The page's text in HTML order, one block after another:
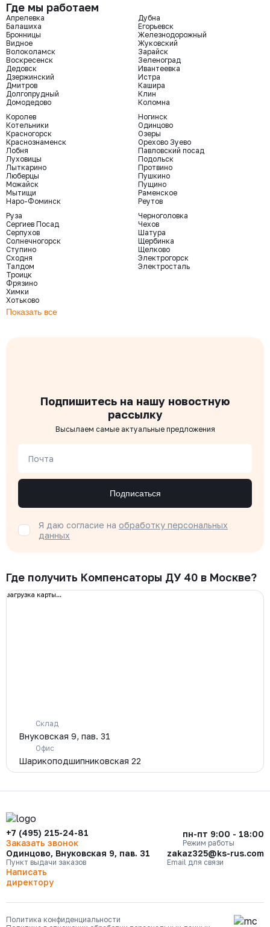
Где мы работаем
Апрелевка
Балашиха
Бронницы
Видное
Волоколамск
Воскресенск
Дедовск
Дзержинский
Дмитров
Долгопрудный
Домодедово
Дубна
Егорьевск
Железнодорожный
Жуковский
Зарайск
Зеленоград
Ивантеевка
Истра
Кашира
Клин
Коломна
Королев
Котельники
Красногорск
Краснознаменск
Лобня
Луховицы
Лыткарино
Люберцы
Можайск
Мытищи
Наро-Фоминск
Ногинск
Одинцово
Озеры
Орехово Зуево
Павловский посад
Подольск
Протвино
Пушкино
Пущино
Раменское
Реутов
Руза
Сергиев Посад
Серпухов
Солнечногорск
Ступино
Сходня
Талдом
Троицк
Фрязино
Химки
Хотьково
Черноголовка
Чехов
Шатура
Щербинка
Щелково
Электрогорск
Электросталь
Показать все
Подпишитесь на нашу новостную
рассылку
Высылаем самые актуальные предложения
Почта
Подписаться
Я даю согласие на обработку персональных
данных
Где получить Компенсаторы ДУ 40 в Москве?
загрузка карты...
Склад
Внуковская 9, пав. 31
Офис
Шарикоподшипниковская 22
+7 (495) 215-24-81
Заказать звонок
пн-пт 9:00 - 18:00
Режим работы
Одинцово, Внуковская 9, пав. 31
Пункт выдачи заказов
zakaz325@ks-rus.com
Email для связи
Написать
директору
Политика конфиденциальности